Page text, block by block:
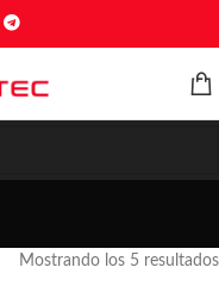
Mostrando los 5 resultados